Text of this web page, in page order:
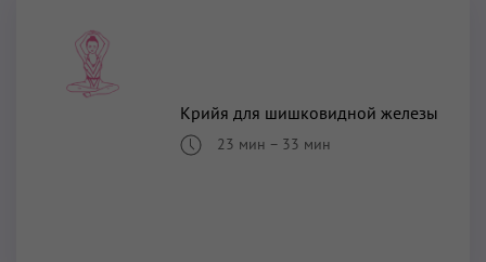
Крийя для шишковидной железы
23 мин – 33 мин